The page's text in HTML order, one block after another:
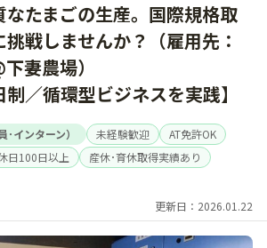
なたまごの生産。国際規格取
戦しませんか？（雇用先：
妻農場）
制／循環型ビジネスを実践】
･インターン） 未経験歓迎
AT免許OK
日100日以上
産休･育休取得実績あり
更新日：2026.01.22